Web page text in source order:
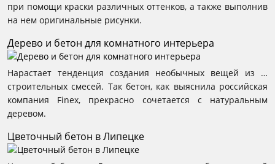
при помощи краски различных оттенков, а также выполнив
на нем оригинальные рисунки.
Дерево и бетон для комнатного интерьера
Нарастает тенденция создания необычных вещей из …
строительных смесей. Так бетон, как выяснила российская
компания Finex, прекрасно сочетается с натуральным
деревом.
Цветочный бетон в Липецке